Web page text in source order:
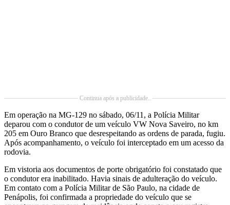
Continua após a publicidade..
Em operação na MG-129 no sábado, 06/11, a Polícia Militar
deparou com o condutor de um veículo VW Nova Saveiro, no km
205 em Ouro Branco que desrespeitando as ordens de parada, fugiu.
Após acompanhamento, o veículo foi interceptado em um acesso da
rodovia.
Em vistoria aos documentos de porte obrigatório foi constatado que
o condutor era inabilitado. Havia sinais de adulteração do veículo.
Em contato com a Polícia Militar de São Paulo, na cidade de
Penápolis, foi confirmada a propriedade do veículo que se